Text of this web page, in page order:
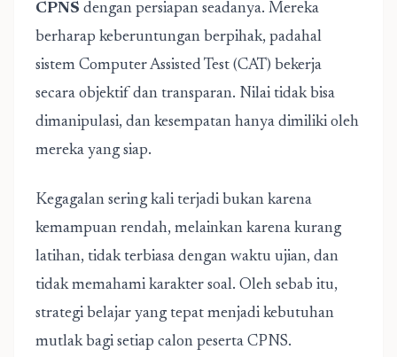
CPNS dengan persiapan seadanya. Mereka
berharap keberuntungan berpihak, padahal
sistem Computer Assisted Test (CAT) bekerja
secara objektif dan transparan. Nilai tidak bisa
dimanipulasi, dan kesempatan hanya dimiliki oleh
mereka yang siap.
Kegagalan sering kali terjadi bukan karena
kemampuan rendah, melainkan karena kurang
latihan, tidak terbiasa dengan waktu ujian, dan
tidak memahami karakter soal. Oleh sebab itu,
strategi belajar yang tepat menjadi kebutuhan
mutlak bagi setiap calon peserta CPNS.